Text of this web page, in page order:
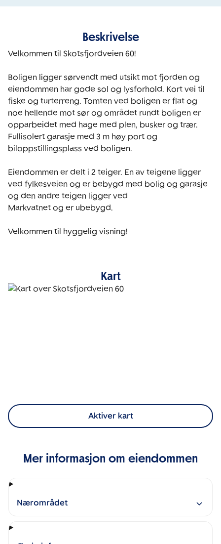
Beskrivelse
Velkommen til Skotsfjordveien 60!
Boligen ligger sørvendt med utsikt mot fjorden og
eiendommen har gode sol og lysforhold. Kort vei til
fiske og turterreng. Tomten ved boligen er flat og
noe hellende mot sør og området rundt boligen er
opparbeidet med hage med plen, busker og trær.
Fullisolert garasje med 3 m høy port og
biloppstillingsplass ved boligen.
Eiendommen er delt i 2 teiger. En av teigene ligger
ved fylkesveien og er bebygd med bolig og garasje
og den andre teigen ligger ved
Markvatnet og er ubebygd.
Velkommen til hyggelig visning!
Kart
Aktiver kart
Mer informasjon om eiendommen
Nærområdet